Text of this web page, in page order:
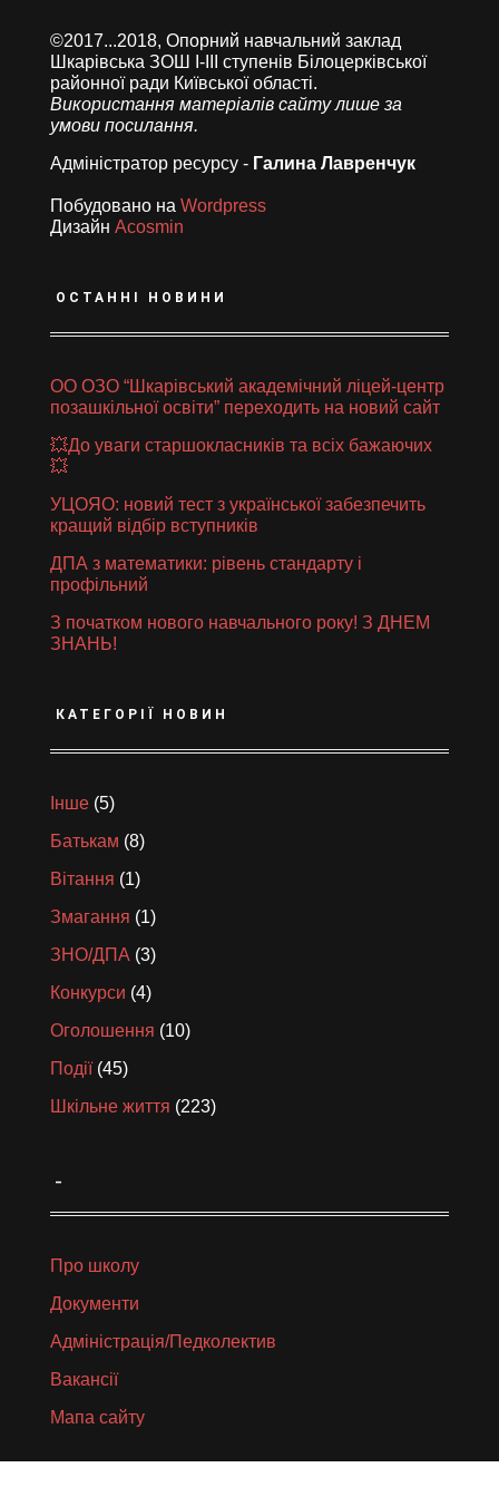
©2017...2018, Опорний навчальний заклад
Шкарівська ЗОШ І-ІІІ ступенів Білоцерківської
районної ради Київської області.
Використання матеріалів сайту лише за
умови посилання.
Адміністратор ресурсу - Галина Лавренчук
Побудовано на Wordpress
Дизайн Acosmin
ОСТАННІ НОВИНИ
ОО ОЗО “Шкарівський академічний ліцей-центр
позашкільної освіти” переходить на новий сайт
💥До уваги старшокласників та всіх бажаючих
💥
УЦОЯО: новий тест з української забезпечить
кращий відбір вступників
ДПА з математики: рівень стандарту і
профільний
З початком нового навчального року! З ДНЕМ
ЗНАНЬ!
КАТЕГОРІЇ НОВИН
Інше (5)
Батькам (8)
Вітання (1)
Змагання (1)
ЗНО/ДПА (3)
Конкурси (4)
Оголошення (10)
Події(45)
Шкільне життя (223)
_
Про школу
Документи
Адміністрація/Педколектив
Вакансії
Мапа сайту